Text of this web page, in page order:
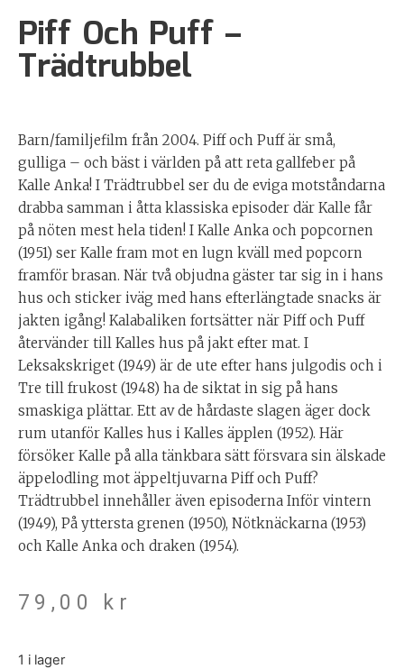
Piff Och Puff –
Trädtrubbel
Barn/familjefilm från 2004. Piff och Puff är små,
gulliga – och bäst i världen på att reta gallfeber på
Kalle Anka! I Trädtrubbel ser du de eviga motståndarna
drabba samman i åtta klassiska episoder där Kalle får
på nöten mest hela tiden! I Kalle Anka och popcornen
(1951) ser Kalle fram mot en lugn kväll med popcorn
framför brasan. När två objudna gäster tar sig in i hans
hus och sticker iväg med hans efterlängtade snacks är
jakten igång! Kalabaliken fortsätter när Piff och Puff
återvänder till Kalles hus på jakt efter mat. I
Leksakskriget (1949) är de ute efter hans julgodis och i
Tre till frukost (1948) ha de siktat in sig på hans
smaskiga plättar. Ett av de hårdaste slagen äger dock
rum utanför Kalles hus i Kalles äpplen (1952). Här
försöker Kalle på alla tänkbara sätt försvara sin älskade
äppelodling mot äppeltjuvarna Piff och Puff?
Trädtrubbel innehåller även episoderna Inför vintern
(1949), På yttersta grenen (1950), Nötknäckarna (1953)
och Kalle Anka och draken (1954).
79,00 kr
1 i lager